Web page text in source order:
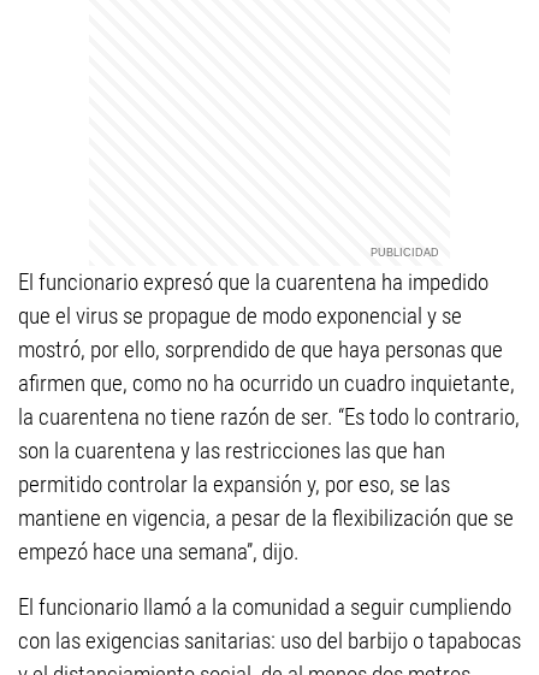
El funcionario expresó que la cuarentena ha impedido
que el virus se propague de modo exponencial y se
mostró, por ello, sorprendido de que haya personas que
afirmen que, como no ha ocurrido un cuadro inquietante,
la cuarentena no tiene razón de ser. “Es todo lo contrario,
son la cuarentena y las restricciones las que han
permitido controlar la expansión y, por eso, se las
mantiene en vigencia, a pesar de la flexibilización que se
empezó hace una semana”, dijo.
El funcionario llamó a la comunidad a seguir cumpliendo
con las exigencias sanitarias: uso del barbijo o tapabocas